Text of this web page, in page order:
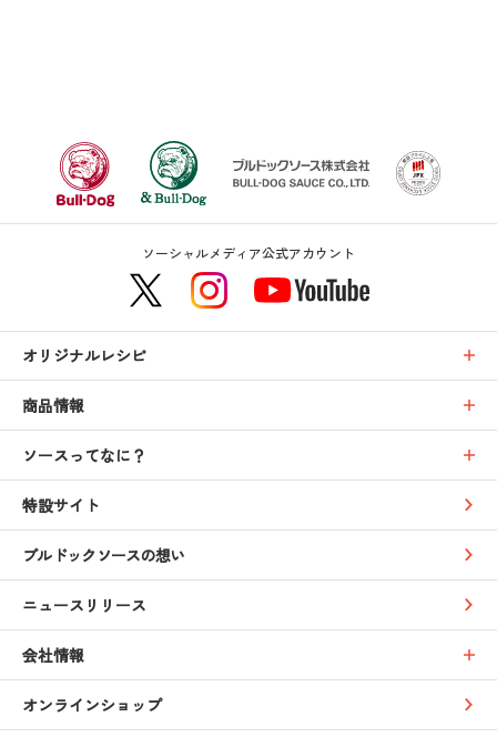
ソーシャルメディア公式アカウント
オリジナルレシピ
商品情報
ソースってなに？
特設サイト
ブルドックソースの想い
ニュースリリース
会社情報
オンラインショップ